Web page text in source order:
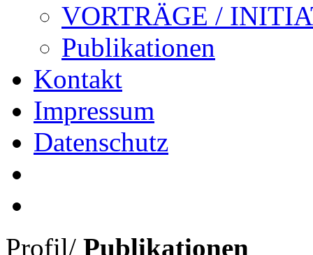
VORTRÄGE /
Publikationen
Kontakt
Impressum
Datenschutz
Profil/ Publikationen